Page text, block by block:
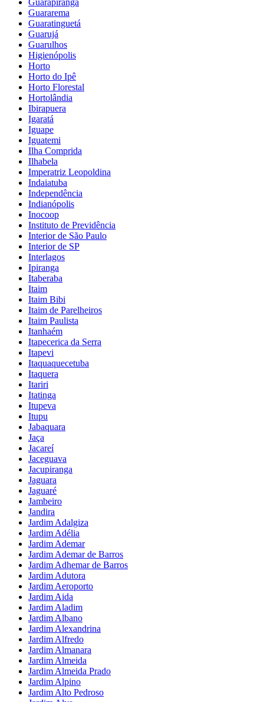
Guararema
Guaratinguetá
Guarujá
Guarulhos
Higienópolis
Horto
Horto do Ipê
Horto Florestal
Hortolândia
Ibirapuera
Igaratá
Iguape
Iguatemi
Ilha Comprida
Ilhabela
Imperatriz Leopoldina
Indaiatuba
Independência
Indianópolis
Inocoop
Instituto de Previdência
Interior de São Paulo
Interior de SP
Interlagos
Ipiranga
Itaberaba
Itaim
Itaim Bibi
Itaim de Parelheiros
Itaim Paulista
Itanhaém
Itapecerica da Serra
Itapevi
Itaquaquecetuba
Itaquera
Itariri
Itatinga
Itupeva
Itupu
Jabaquara
Jaça
Jacareí
Jaceguava
Jacupiranga
Jaguara
Jaguaré
Jambeiro
Jandira
Jardim Adalgiza
Jardim Adélia
Jardim Ademar
Jardim Ademar de Barros
Jardim Adhemar de Barros
Jardim Adutora
Jardim Aeroporto
Jardim Aida
Jardim Aladim
Jardim Albano
Jardim Alexandrina
Jardim Alfredo
Jardim Almanara
Jardim Almeida
Jardim Almeida Prado
Jardim Alpino
Jardim Alto Pedroso